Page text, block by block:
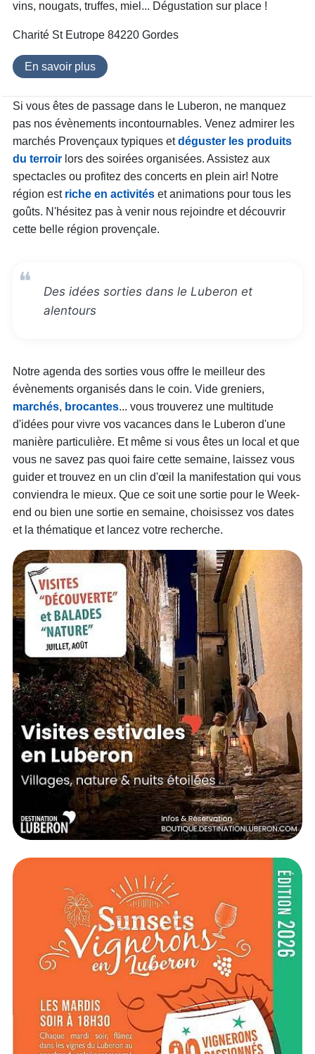
vins, nougats, truffes, miel... Dégustation sur place !
Charité St Eutrope 84220 Gordes
En savoir plus
Si vous êtes de passage dans le Luberon, ne manquez
pas nos évènements incontournables. Venez admirer les
marchés Provençaux typiques etdéguster les produits
du terroirlors des soirées organisées. Assistez aux
spectacles ou profitez des concerts en plein air! Notre
région est riche en activitéset animations pour tous les
goûts. N'hésitez pas à venir nous rejoindre et découvrir
cette belle région provençale.
Des idées sorties dans le Luberon et
alentours
Notre agenda des sorties vous offre le meilleur des
évènements organisés dans le coin. Vide greniers,
marchés, brocantes... vous trouverez une multitude
d'idées pour vivre vos vacances dans le Luberon d'une
manière particulière. Et même si vous êtes un local et que
vous ne savez pas quoi faire cette semaine, laissez vous
guider et trouvez en un clin d'œil la manifestation qui vous
conviendra le mieux. Que ce soit une sortie pour le Week-
end ou bien une sortie en semaine, choisissez vos dates
et la thématique et lancez votre recherche.